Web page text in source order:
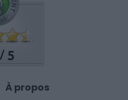
/5
À propos